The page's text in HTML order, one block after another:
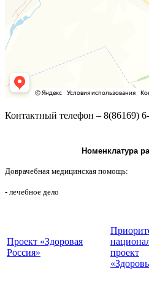
Контактный телефон – 8(86169)
Номенклатура
Доврачебная медицинская помощь:
- лечебное дело
Проект «Здоровая
Россия»
проект